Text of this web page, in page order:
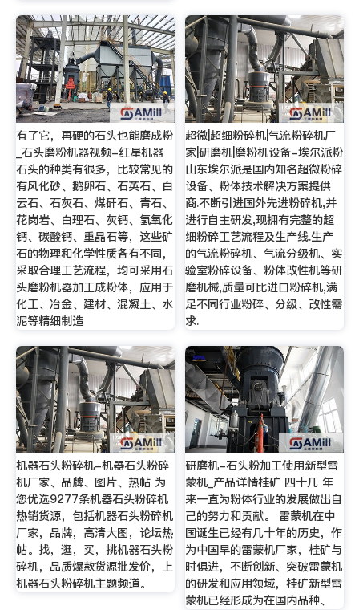
有了它，再硬的石头也能磨成粉
_石头磨粉机器视频-红星机器
石头的种类有很多，比较常见的
有风化砂、鹅卵石、石英石、白
云石、石灰石、煤矸石、青石、
花岗岩、白理石、灰钙、氢氧化
钙、碳酸钙、重晶石等，这些矿
石的物理和化学性质各有不同，
采取合理工艺流程，均可采用石
头磨粉机器加工成粉体，应用于
化工、冶金、建材、混凝土、水
泥等精细制造
超微|超细粉碎机|气流粉碎机厂
家|研磨机|磨粉机设备-埃尔派粉
山东埃尔派是国内知名超微粉碎
设备、粉体技术解决方案提供
商.不断引进国外先进粉碎机,并
进行自主研发,现拥有完整的超
细粉碎工艺流程及生产线.生产
的气流粉碎机、气流分级机、实
验室粉碎设备、粉体改性机等研
磨机械,质量可比进口粉碎机,满
足不同行业粉碎、分级、改性需
求.
机器石头粉碎机-机器石头粉碎
机厂家、品牌、图片、热帖 为
您优选9277条机器石头粉碎机
热销货源，包括机器石头粉碎机
厂家，品牌，高清大图，论坛热
帖。找，逛，买，挑机器石头粉
碎机，品质爆款货源批发价，上
机器石头粉碎机主题频道。
研磨机-石头粉加工使用新型雷
蒙机_产品详情桂矿 四十几 年
来一直为粉体行业的发展做出自
己的努力和贡献。 雷蒙机在中
国诞生已经有几十年的历史，作
为中国早的雷蒙机厂家，桂矿与
时俱进，不断创新、突破雷蒙机
的研发和应用领域，桂矿新型雷
蒙机已经形成为在国内品种、